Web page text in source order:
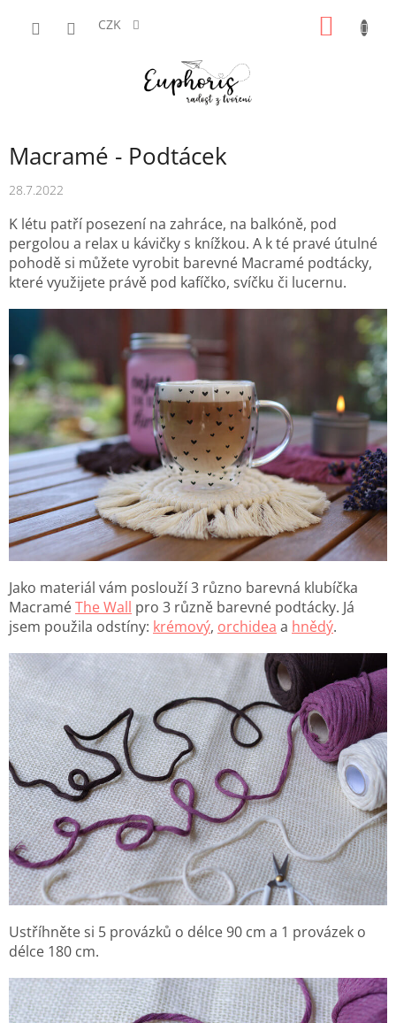
CZK
Macramé - Podtácek
28.7.2022
K létu patří posezení na zahráce, na balkóně, pod
pergolou a relax u kávičky s knížkou. A k té pravé útulné
pohodě si můžete vyrobit barevné Macramé podtácky,
které využijete právě pod kafíčko, svíčku či lucernu.
Jako materiál vám poslouží 3 různo barevná klubíčka
MacraméThe Wall pro 3 různě barevné podtácky. Já
jsem použila odstíny: krémový, orchidea a hnědý.
Ustříhněte si 5 provázků o délce 90 cm a 1 provázek o
délce 180 cm.